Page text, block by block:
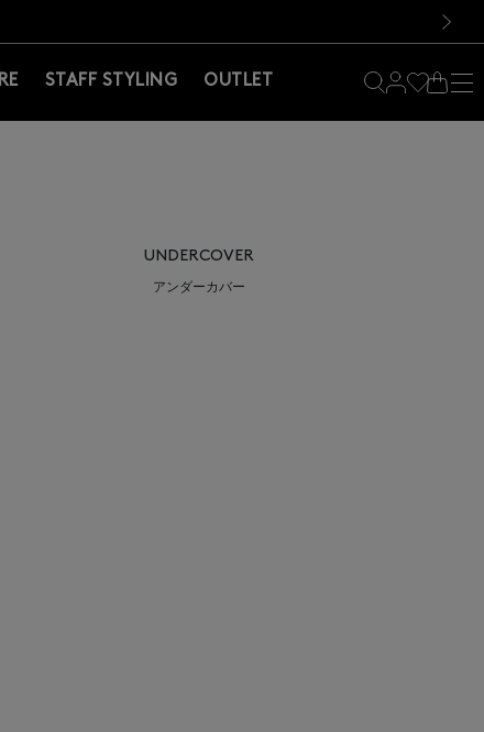
い物の際は会員登録を！
い物の際は会員登録を！
STAFF STYLING OUTLET
UNDERCOVER
アンダーカバー